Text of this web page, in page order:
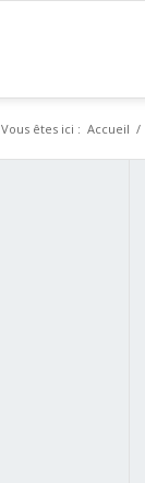
Vous êtes ici : Accueil /